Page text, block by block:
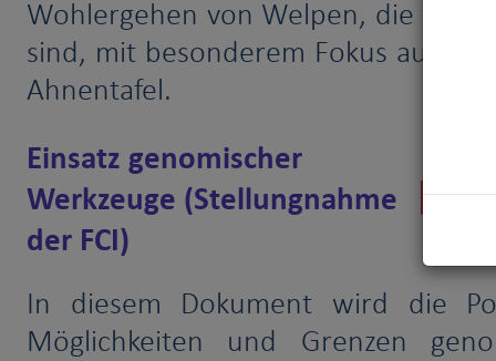
Wohlergehen von Welpen, die für
sind, mit besonderem Fokus auf
Ahnentafel.
Einsatz genomischer
Werkzeuge (Stellungnahme
der FCI)
In diesem Dokument wird die
Möglichkeiten und Grenzen